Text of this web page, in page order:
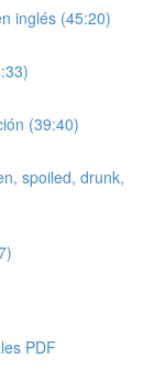
inglés (45:20)
(39:40)
spoiled, drunk,
PDF